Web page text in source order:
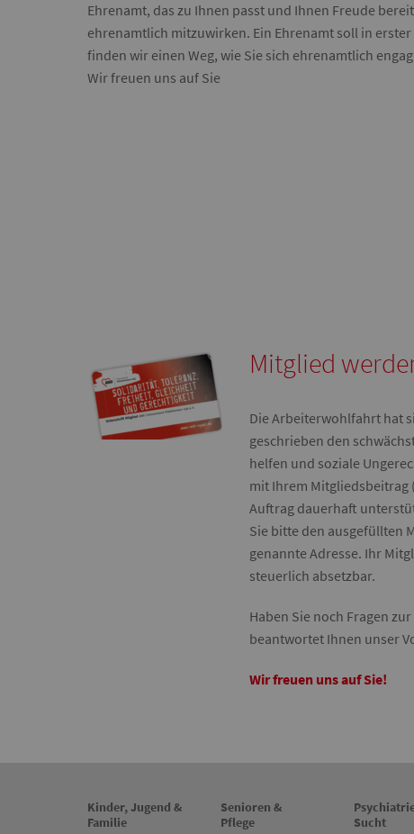
Ehrenamt, das zu Ihnen passt und Ihnen Freude
ehrenamtlich mitzuwirken. Ein Ehrenamt soll in
finden wir einen Weg, wie Sie sich ehrenamtlich
Wir freuen uns auf Sie
Mitglied
Die Arbeiterwohlfahrt hat
geschrieben den
helfen und soziale
mit Ihrem Mitgliedsbeitrag
Auftrag dauerhaft
Sie bitte den ausgefüllten
genannte Adresse. Ihr
steuerlich absetzbar.
Haben Sie noch Fragen
beantwortet Ihnen unser
Wir freuen uns auf Sie!
Kinder, Jugend &
Familie
Senioren &
Pflege
Sucht